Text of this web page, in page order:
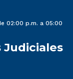
02:00 p.m. a 05:00
Judiciales